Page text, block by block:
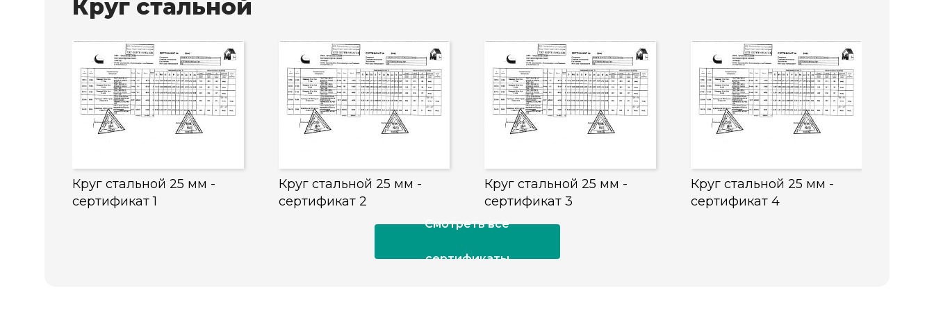
Круг стальной
Круг стальной 25 мм -
сертификат 1
Круг стальной 25 мм -
сертификат 2
Круг стальной 25 мм -
сертификат 3
Круг стальной 25 мм -
сертификат 4
Смотреть все
сертификаты